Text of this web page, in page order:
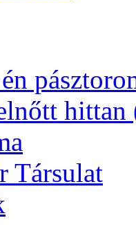
hittan
Társulat